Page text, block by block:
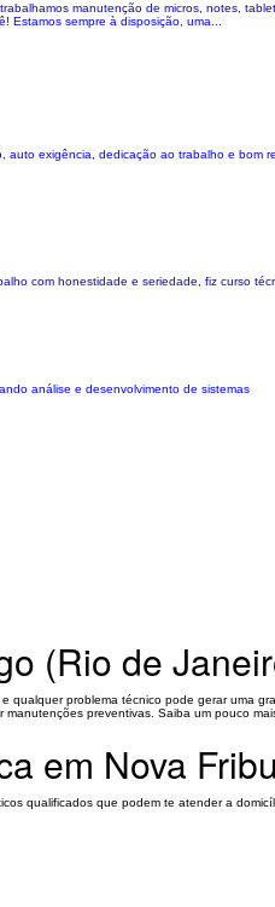
manutenção de micros, notes,
Estamos sempre à disposição, uma...
exigência, dedicação ao trabalho e bom
com honestidade e seriedade, fiz curso
análise e desenvolvimento de sistemas
(Rio de
problema técnico pode gerar uma
preventivas. Saiba um pouco
em Nova
qualificados que podem te atender a